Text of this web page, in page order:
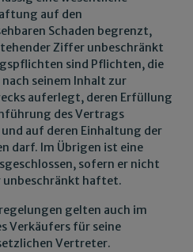
auf den
Schaden begrenzt,
Ziffer unbeschränkt
sind Pflichten, die
seinem Inhalt zur
auferlegt, deren Erfüllung
des Vertrags
auf deren Einhaltung der
darf. Im Übrigen ist eine
sofern er nicht
unbeschränkt haftet.
gelten auch im
Verkäufers für seine
Vertreter.